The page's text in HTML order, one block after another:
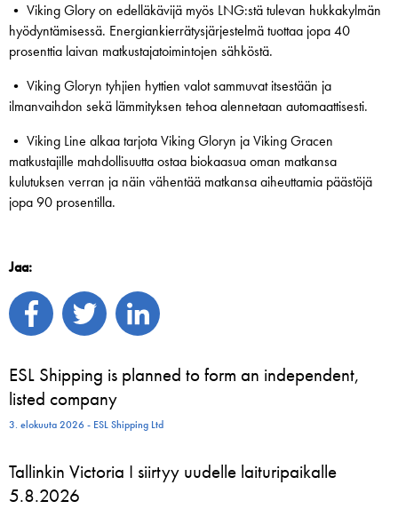
• Viking Glory on edelläkävijä myös LNG:stä tulevan hukkakylmän
hyödyntämisessä. Energiankierrätysjärjestelmä tuottaa jopa 40
prosenttia laivan matkustajatoimintojen sähköstä.
• Viking Gloryn tyhjien hyttien valot sammuvat itsestään ja
ilmanvaihdon sekä lämmityksen tehoa alennetaan automaattisesti.
• Viking Line alkaa tarjota Viking Gloryn ja Viking Gracen
matkustajille mahdollisuutta ostaa biokaasua oman matkansa
kulutuksen verran ja näin vähentää matkansa aiheuttamia päästöjä
jopa 90 prosentilla.
Jaa:
ESL Shipping is planned to form an independent,
listed company
3. elokuuta 2026 - ESL Shipping Ltd
Tallinkin Victoria I siirtyy uudelle laituripaikalle
5.8.2026